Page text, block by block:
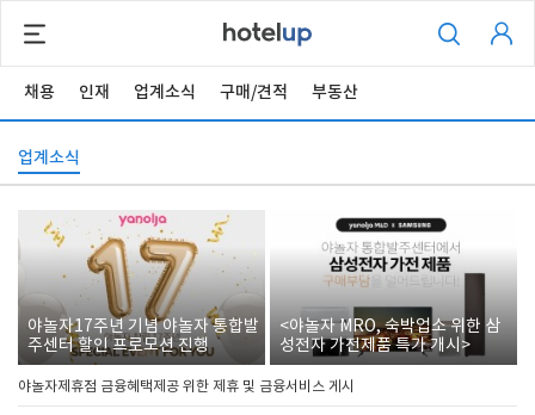
채용 인재 업계소식 구매/견적 부동산
업계소식
야놀자17주년 기념 야놀자 통합발
주센터 할인 프로모션 진행
<야놀자 MRO, 숙박업소 위한 삼
성전자 가전제품 특가 개시>
야놀자제휴점 금융혜택제공 위한 제휴 및 금융서비스 게시